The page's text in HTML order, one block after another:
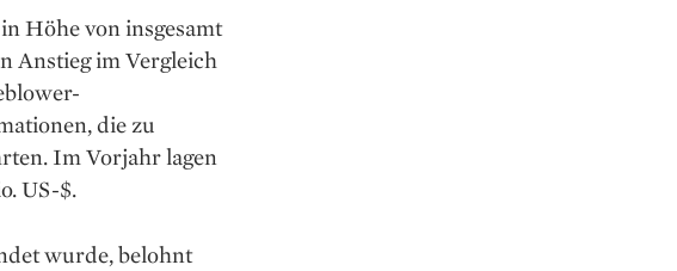
Höhe von insgesamt
Anstieg im Vergleich
die zu
Im Vorjahr lagen
US-$.
wurde, belohnt